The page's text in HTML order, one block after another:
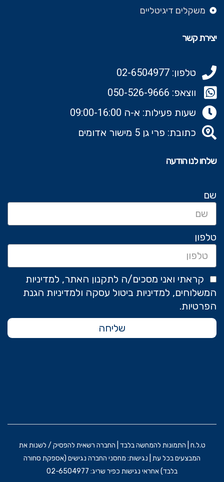
משקלים דיגיטליים
יצירת קשר
טלפון: 02-6504977
ווצאפ: 050-526-9666‬
שעות פעילות: א-ה 09:00-16:00
כתובת: פרי גן 5 מישור אדומים
שלחו לנו הודעה
שם
טלפון
קראתי ואני מסכים/ה לתקנון האתר, למדיניות
המשלוחים, למדיניות ביטול עסקה ולמדיניות הגנת
הפרטיות.
שליחה
ט.ל.ח | התמונות להמחשה בלבד | החברה רשאית להפסיק / לשנות את
המבצעים בכל עת | נגישות: מחסני החברה נגישים (אספקת סחורה
בלבד) אחראי נגישות כפיר שריג: 02-6504977